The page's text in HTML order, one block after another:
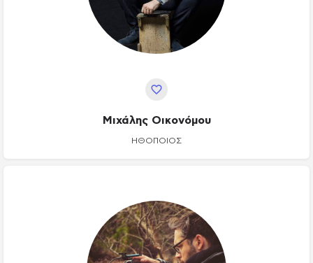
Μιχάλης Οικονόμου
ΗΘΟΠΟΙΌΣ